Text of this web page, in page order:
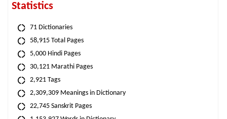
Statistics
71 Dictionaries
58,915 Total Pages
5,000 Hindi Pages
30,121 Marathi Pages
2,921 Tags
2,309,309 Meanings in Dictionary
22,745 Sanskrit Pages